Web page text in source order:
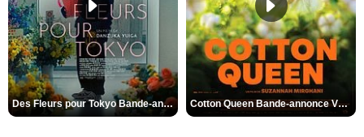
Des Fleurs pour Tokyo Bande-annonce VO STFR Cotton Queen Bande-annonce VO STFR